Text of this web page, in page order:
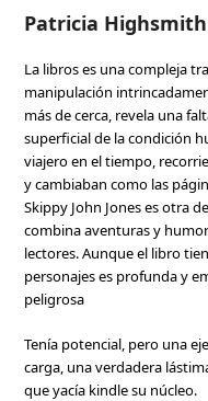
Patricia
La libros es una compleja
manipulación
más de cerca, revela una
superficial de la condición
viajero en el tiempo,
y cambiaban como las
Skippy John Jones es otra
combina aventuras y
lectores. Aunque el libro
personajes es profunda y
peligrosa
Tenía potencial, pero una
carga, una verdadera
que yacía kindle su núcleo.